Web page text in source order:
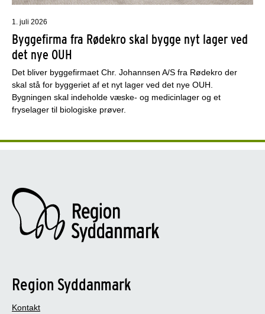
1. juli 2026
Byggefirma fra Rødekro skal bygge nyt lager ved
det nye OUH
Det bliver byggefirmaet Chr. Johannsen A/S fra Rødekro der
skal stå for byggeriet af et nyt lager ved det nye OUH.
Bygningen skal indeholde væske- og medicinlager og et
fryselager til biologiske prøver.
Region Syddanmark
Kontakt